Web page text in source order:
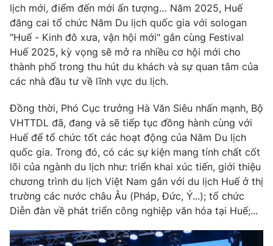
lịch mới, điểm đến mới ấn tượng… Năm 2025, Huế
đăng cai tổ chức Năm Du lịch quốc gia với sologan
"Huế - Kinh đô xưa, vận hội mới" gắn cùng Festival
Huế 2025, kỳ vọng sẽ mở ra nhiều cơ hội mới cho
thành phố trong thu hút du khách và sự quan tâm của
các nhà đầu tư về lĩnh vực du lịch.
Đồng thời, Phó Cục trưởng Hà Văn Siêu nhấn mạnh, Bộ
VHTTDL đã, đang và sẽ tiếp tục đồng hành cùng với
Huế để tổ chức tốt các hoạt động của Năm Du lịch
quốc gia. Trong đó, có các sự kiện mang tính chất cốt
lõi của ngành du lịch như: triển khai xúc tiến, giới thiệu
chương trình du lịch Việt Nam gắn với du lịch Huế ở thị
trường các nước châu Âu (Pháp, Đức, Ý...); tổ chức
Diễn đàn về phát triển công nghiệp văn hóa tại Huế;...